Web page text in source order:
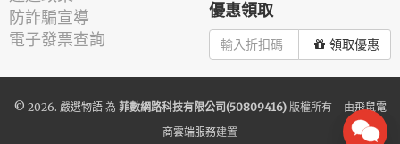
防詐騙宣導
電子發票查詢
優惠領取
領取優惠
© 2026. 嚴選物語為 菲數網路科技有限公司(50809416)版權所有 - 由飛鼠電
商雲端服務建置